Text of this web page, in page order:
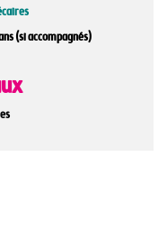
(si accompagnés)